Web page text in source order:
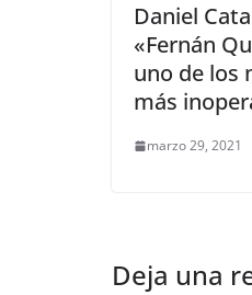
Daniel
«Fernán
uno de los
más
marzo 29, 2021
Deja una